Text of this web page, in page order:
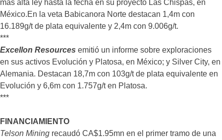
más alta ley hasta la fecha en su proyecto Las Chispas, en
México.En la veta Babicanora Norte destacan 1,4m con
16.189g/t de plata equivalente y 2,4m con 9.006g/t.
***
Excellon Resources emitió un informe sobre exploraciones
en sus activos Evolución y Platosa, en México; y Silver City, en
Alemania. Destacan 18,7m con 103g/t de plata equivalente en
Evolución y 6,6m con 1.757g/t en Platosa.
***
FINANCIAMIENTO
Telson Mining recaudó CA$1.95mn en el primer tramo de una